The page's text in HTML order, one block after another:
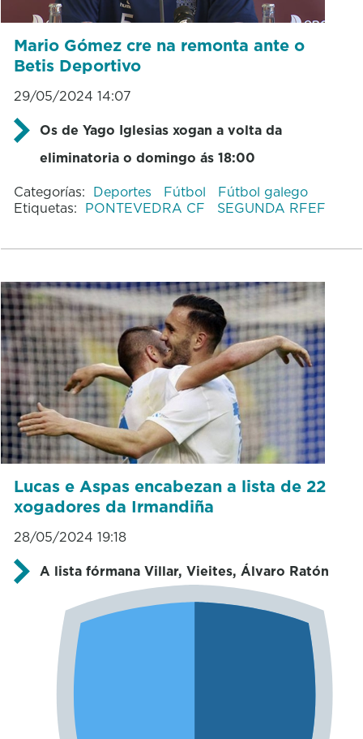
Mario Gómez cre na remonta ante o
Betis Deportivo
29/05/2024 14:07
Os de Yago Iglesias xogan a volta da
eliminatoria o domingo ás 18:00
Categorías: Deportes Fútbol
Fútbol galego
Etiquetas: PONTEVEDRA CF SEGUNDA RFEF
Lucas e Aspas encabezan a lista de 22
xogadores da Irmandiña
28/05/2024 19:18
A lista fórmana Villar, Vieites, Álvaro Ratón